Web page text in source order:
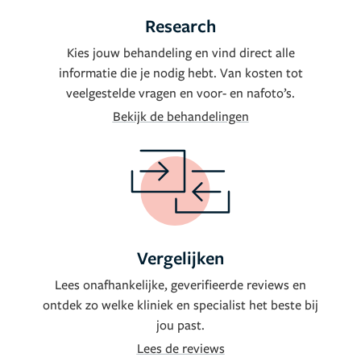
Research
Kies jouw behandeling en vind direct alle
informatie die je nodig hebt. Van kosten tot
veelgestelde vragen en voor- en nafoto’s.
Bekijk de behandelingen
Vergelijken
Lees onafhankelijke, geverifieerde reviews en
ontdek zo welke kliniek en specialist het beste bij
jou past.
Lees de reviews